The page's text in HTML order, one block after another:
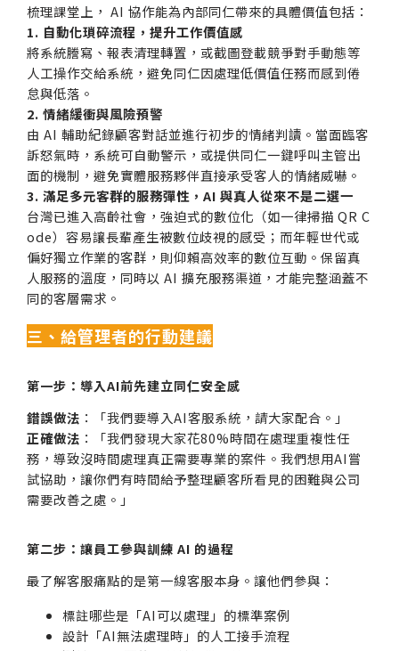
梳理課堂上， AI 協作能為內部同仁帶來的具體價值包括：
1. 自動化瑣碎流程，提升工作價值感
將系統謄寫、報表清理轉置，或截圖登載競爭對手動態等
人工操作交給系統，避免同仁因處理低價值任務而感到倦
怠與低落。
2. 情緒緩衝與風險預警
由 AI 輔助紀錄顧客對話並進行初步的情緒判讀。當面臨客
訴怒氣時，系統可自動警示，或提供同仁一鍵呼叫主管出
面的機制，避免實體服務夥伴直接承受客人的情緒威嚇。
3. 滿足多元客群的服務彈性，AI 與真人從來不是二選一
台灣已進入高齡社會，強迫式的數位化（如一律掃描 QR C
ode）容易讓長輩產生被數位歧視的感受；而年輕世代或
偏好獨立作業的客群，則仰賴高效率的數位互動。保留真
人服務的溫度，同時以 AI 擴充服務渠道，才能完整涵蓋不
同的客層需求。
三、給管理者的行動建議
第一步：導入AI前先建立同仁安全感
錯誤做法 ：「我們要導入AI客服系統，請大家配合。」
正確做法 ：「我們發現大家花80%時間在處理重複性任
務，導致沒時間處理真正需要專業的案件。我們想用AI嘗
試協助，讓你們有時間給予整理顧客所看見的困難與公司
需要改善之處。」
第二步：讓員工參與訓練 AI 的過程
最了解客服痛點的是第一線客服本身。讓他們參與：
標註哪些是「AI可以處理」的標準案例
設計「AI無法處理時」的人工接手流程